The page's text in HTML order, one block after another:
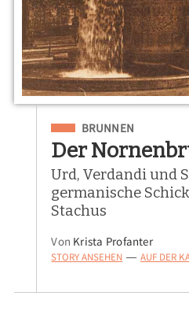
Eingeordnet unter
BRUNNEN
Der
Urd, Verdandi und
germanische
Stachus
Von Krista Profanter
STORY ANSEHEN — AUF DER